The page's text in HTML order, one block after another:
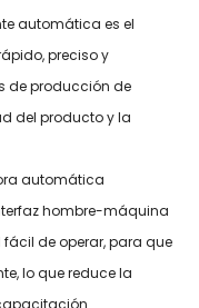
automática es el
preciso y
de producción de
del producto y la
automática
hombre-máquina
de operar, para que
lo que reduce la